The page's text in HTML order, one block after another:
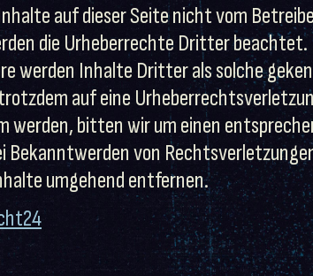
auf dieser Seite nicht vom
die Urheberrechte Dritter beachtet.
werden Inhalte Dritter als solche
auf eine
werden, bitten wir um einen
Bekanntwerden von
umgehend entfernen.